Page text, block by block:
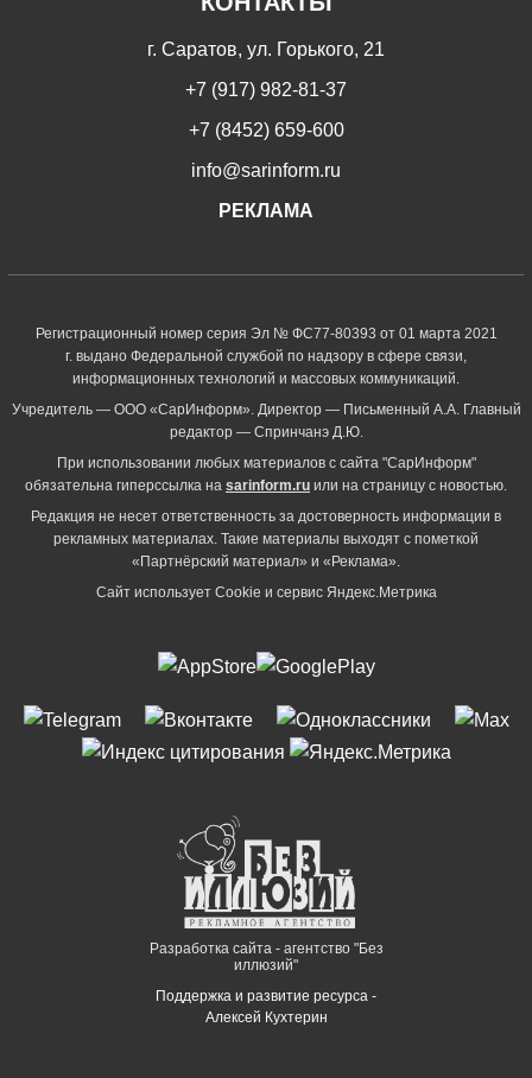
г. Саратов, ул. Горького, 21
+7 (917) 982-81-37
+7 (8452) 659-600
info@sarinform.ru
РЕКЛАМА
Регистрационный номер серия Эл № ФС77-80393 от 01 марта 2021
г. выдано Федеральной службой по надзору в сфере связи,
информационных технологий и массовых коммуникаций.
Учредитель — ООО «СарИнформ». Директор — Письменный А.А. Главный
редактор — Спринчанэ Д.Ю.
При использовании любых материалов с сайта "СарИнформ"
обязательна гиперссылка на sarinform.ru или на страницу с новостью.
Редакция не несет ответственность за достоверность информации в
рекламных материалах. Такие материалы выходят с пометкой
«Партнёрский материал» и «Реклама».
Сайт использует Cookie и сервиc Яндекс.Метрика
Разработка сайта - агентство "Без
иллюзий"
Поддержка и развитие ресурса -
Алексей Кухтерин